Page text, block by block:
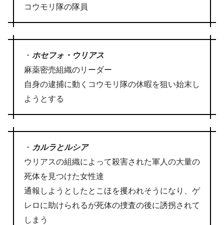
コウモリ隊の隊員
・ ホセフォ・ウリアス
麻薬密売組織のリーダー
自身の逮捕に動くコウモリ隊の休暇を狙い始末し
ようとする
・ カルラとルシア
ウリアスの組織によって殺害された軍人の大量の
死体を見つけた女性達
通報しようとしたとこほを攫われそうになり、ゲ
レロに助けられるが死体の捜査の後に誘拐されて
しまう